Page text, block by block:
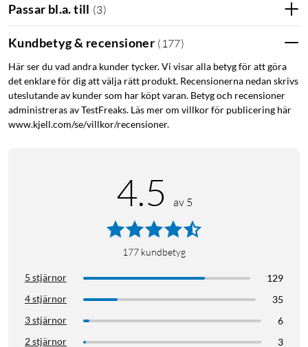
Displayskydd Glasskydd för iPhone 6 Plus
Glasskydd för iPhone 7 Plus Glasskydd för iPhone 8 Plus
Passar bl.a. till (3)
Kundbetyg & recensioner ( 177)
Här ser du vad andra kunder tycker. Vi visar alla betyg för att göra
det enklare för dig att välja rätt produkt. Recensionerna nedan skrivs
uteslutande av kunder som har köpt varan. Betyg och recensioner
administreras av TestFreaks. Läs mer om villkor för publicering här
www.kjell.com/se/villkor/recensioner.
4.5 av 5
177 kundbetyg
5 stjärnor
129
4 stjärnor
35
3 stjärnor
6
2 stjärnor
3